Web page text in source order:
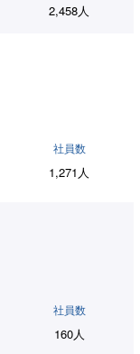
2,458人
社員数
1,271人
社員数
160人